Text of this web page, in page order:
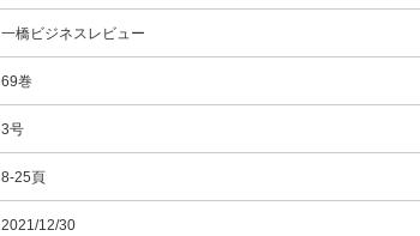
一橋ビジネスレビュー
69巻
3号
8-25頁
2021/12/30